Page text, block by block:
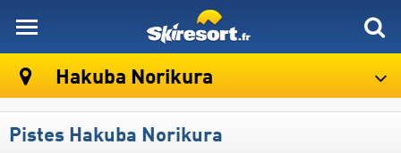
Hakuba Norikura
Pistes Hakuba Norikura